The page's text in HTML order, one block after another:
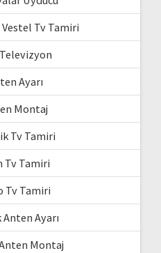
Vestel Tv Tamiri
Ayarı
Montaj
Tv Tamiri
Tv Tamiri
Tv Tamiri
Ayarı
Montaj